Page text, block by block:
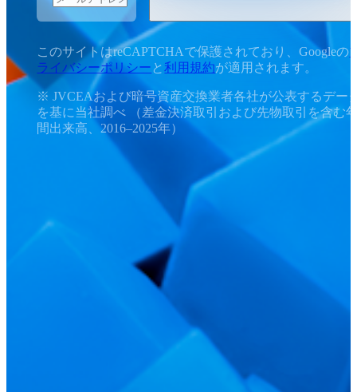
このサイトはreCAPTCHAで保護されており、Googleの
ライバシーポリシー と利用規約が適用されます。
※ JVCEAおよび暗号資産交換業者各社が公表するデー
を基に当社調べ （差金決済取引および先物取引を含む
間出来高、2016–2025年）